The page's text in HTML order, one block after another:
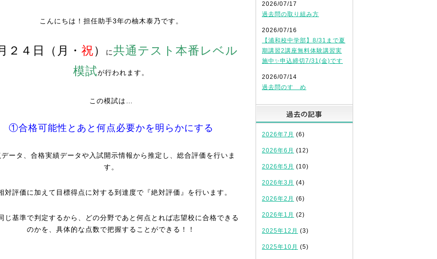
こんにちは！担任助手3年の柚木泰乃です。
２４日（月・ 祝） に共通テスト本番レベル
模試が行われます。
この模試は…
①合格可能性とあと何点必要かを明らかにする
ータ、合格実績データや入試開示情報から推定し、総合評価を行いま
す。
対評価に加えて目標得点に対する到達度で『絶対評価』を行います。
じ基準で判定するから、どの分野であと何点とれば志望校に合格できる
のかを、具体的な点数で把握することができる！！
2026/07/17
過去問の取り組み方
2026/07/16
【浦和校中学部】8/31まで夏
期講習2講座無料体験講習実
施中✨申込締切7/31(金)です
2026/07/14
過去問のすゝめ
2026年7月 (6)
2026年6月 (12)
2026年5月 (10)
2026年3月 (4)
2026年2月 (6)
2026年1月 (2)
2025年12月 (3)
2025年10月 (5)